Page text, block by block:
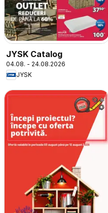
JYSK Catalog
04.08. - 24.08.2026
JYSK